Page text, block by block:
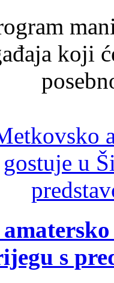
koji
s